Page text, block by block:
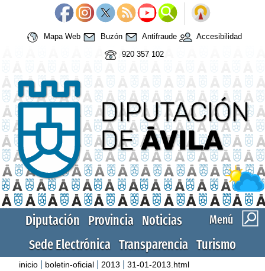
Mapa Web Buzón Antifraude
Accesibilidad
920 357 102
Menú
Diputación Provincia Noticias
Sede Electrónica Transparencia Turismo
inicio boletin-oficial 2013 |31-01-2013.html